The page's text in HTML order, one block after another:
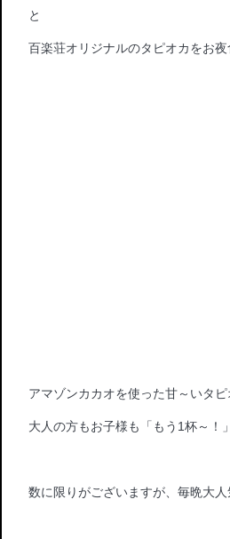
と
百楽荘オリジナルのタピオカをお
アマゾンカカオを使った甘～いタ
大人の方もお子様も「もう1杯～！
数に限りがございますが、毎晩大